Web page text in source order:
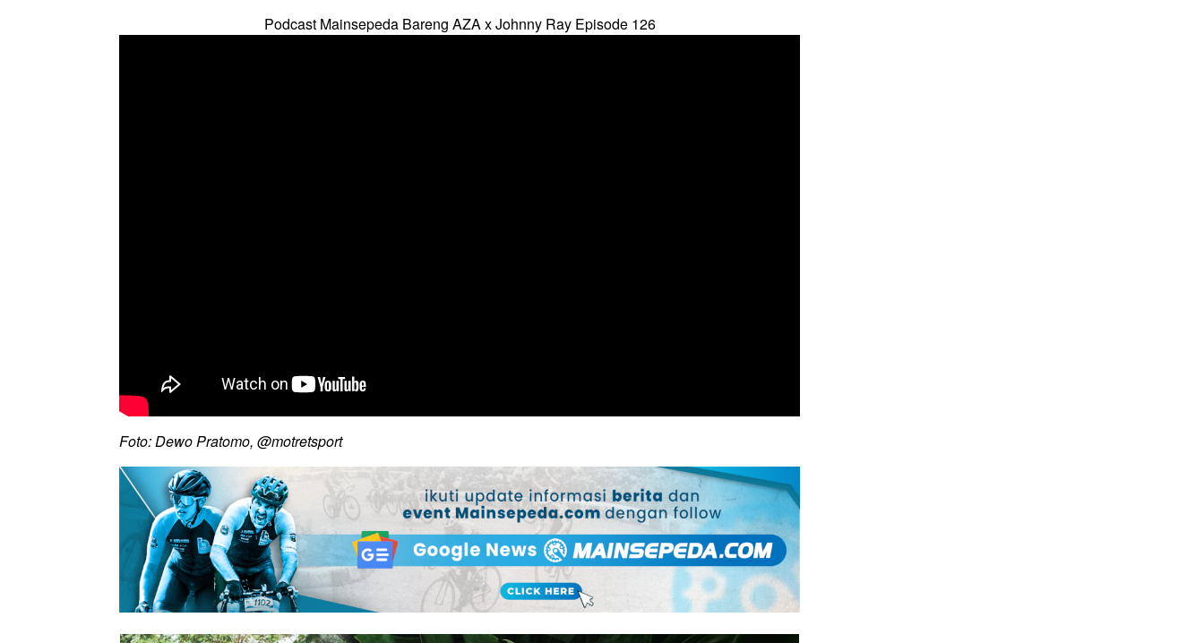
Podcast Mainsepeda Bareng AZA x Johnny Ray Episode 126
Foto: Dewo Pratomo, @motretsport